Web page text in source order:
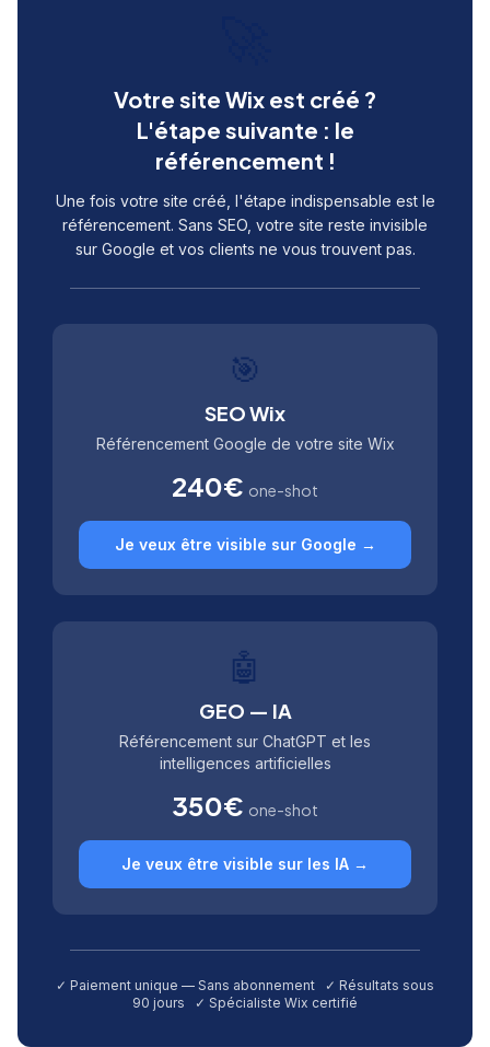
Votre site Wix est créé ?
L'étape suivante : le
référencement !
Une fois votre site créé, l'étape indispensable est le
référencement. Sans SEO, votre site reste invisible
sur Google et vos clients ne vous trouvent pas.
🎯
SEO Wix
Référencement Google de votre site Wix
240€ one-shot
Je veux être visible sur Google →
🤖
GEO — IA
Référencement sur ChatGPT et les
intelligences artificielles
350€ one-shot
Je veux être visible sur les IA →
✓ Paiement unique — Sans abonnement ✓ Résultats sous
90 jours ✓ Spécialiste Wix certifié